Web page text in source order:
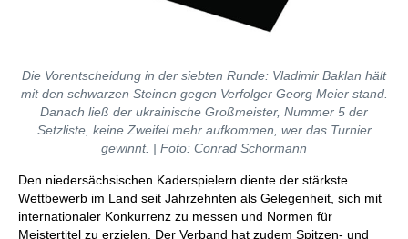
Die Vorentscheidung in der siebten Runde: Vladimir Baklan hält
mit den schwarzen Steinen gegen Verfolger Georg Meier stand.
Danach ließ der ukrainische Großmeister, Nummer 5 der
Setzliste, keine Zweifel mehr aufkommen, wer das Turnier
gewinnt. | Foto: Conrad Schormann
Den niedersächsischen Kaderspielern diente der stärkste
Wettbewerb im Land seit Jahrzehnten als Gelegenheit, sich mit
internationaler Konkurrenz zu messen und Normen für
Meistertitel zu erzielen. Der Verband hat zudem Spitzen- und